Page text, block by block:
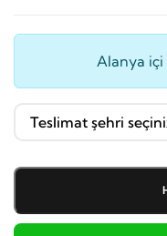
Alanya içi